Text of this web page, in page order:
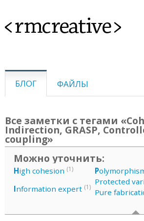
<rmcreative>
БЛОГ ФАЙЛЫ
Все заметки с тегами
Indirection, GRASP,
coupling»
Можно уточнить:
High cohesion (1)
Information expert (1)
P
Protected
Pure